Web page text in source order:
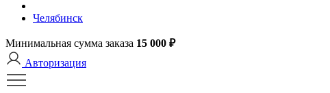
Челябинск
Минимальная сумма заказа 15 000 ₽
Авторизация